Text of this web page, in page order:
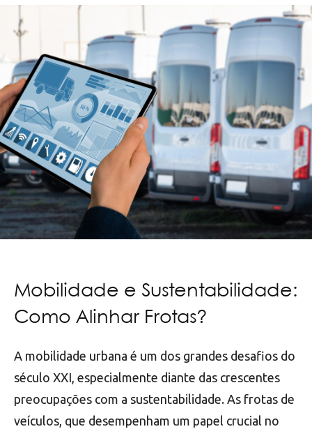
Mobilidade e Sustentabilidade:
Como Alinhar Frotas?
A mobilidade urbana é um dos grandes desafios do
século XXI, especialmente diante das crescentes
preocupações com a sustentabilidade. As frotas de
veículos, que desempenham um papel crucial no